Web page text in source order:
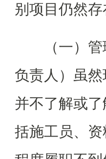
别项目仍然
（一）
负责人）虽
并不了解或
括施工员、